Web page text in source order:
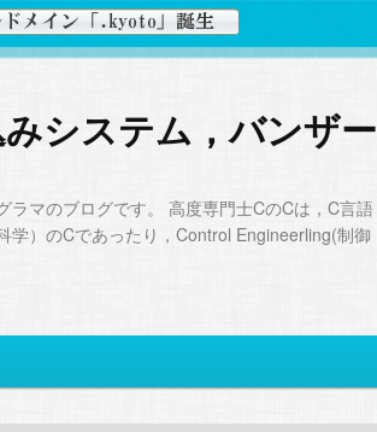
システム，バンザー
ラマのブログです。 高度専門士CのCは，C言語
学）のCであったり，Control Engineerling(制御